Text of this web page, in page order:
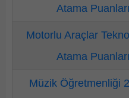
Atama
Motorlu Araçlar
Atama
Müzik Öğretmenliği